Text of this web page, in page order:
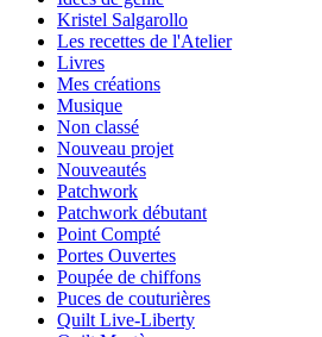
Kristel Salgarollo
Les recettes de l'Atelier
Livres
Mes créations
Musique
Non classé
Nouveau projet
Nouveautés
Patchwork
Patchwork débutant
Point Compté
Portes Ouvertes
Poupée de chiffons
Puces de couturières
Quilt Live-Liberty